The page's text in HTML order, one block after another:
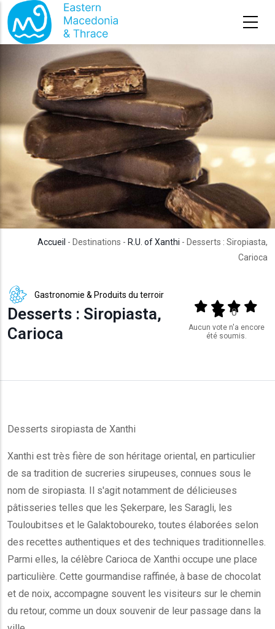
Aller au contenu principal
Accueil - Destinations - R.U. of Xanthi - Desserts : Siropiasta,
Carioca
Gastronomie & Produits du terroir
Desserts : Siropiasta,
Carioca
Output format
(star)(star)(star)
(star)
0
Aucun vote n'a encore
été soumis.
Desserts siropiasta de Xanthi
Xanthi est très fière de son héritage oriental, en particulier
de sa tradition de sucreries sirupeuses, connues sous le
nom de siropiasta. Il s'agit notamment de délicieuses
pâtisseries telles que les Şekerpare, les Saragli, les
Touloubitses et le Galaktoboureko, toutes élaborées selon
des recettes authentiques et des techniques traditionnelles.
Parmi elles, la célèbre Carioca de Xanthi occupe une place
particulière. Cette gourmandise raffinée, à base de chocolat
et de noix, accompagne souvent les visiteurs sur le chemin
du retour, comme un doux souvenir de leur passage dans la